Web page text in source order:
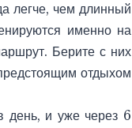
легче, чем длинный
именно на
Берите с них
отдыхом
день, и уже через 6